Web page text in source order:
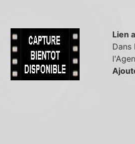
Lien